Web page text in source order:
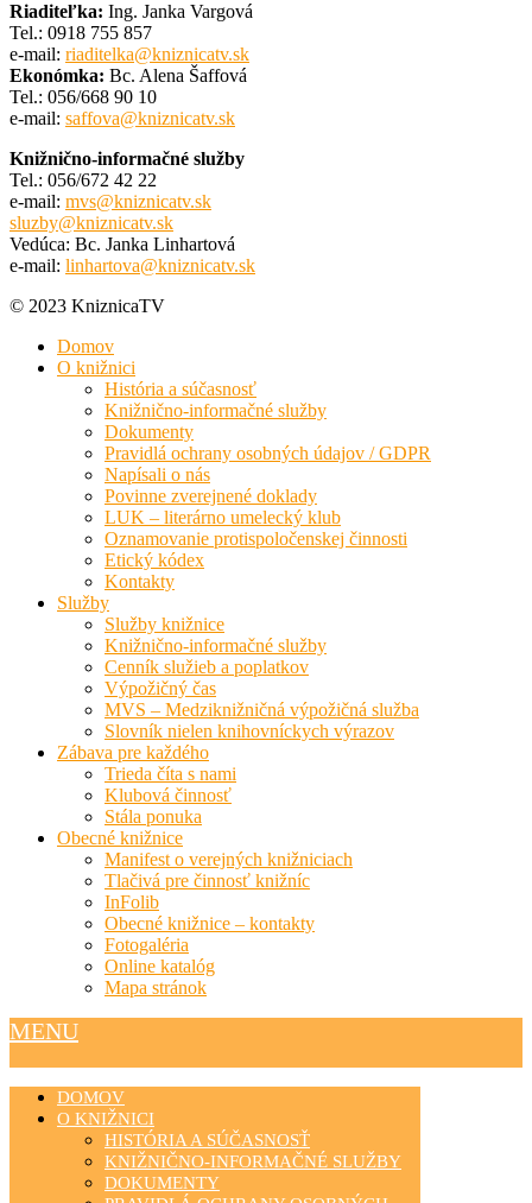
Riaditeľka: Ing. Janka Vargová
Tel.: 0918 755 857
e-mail: riaditelka@kniznicatv.sk
Ekonómka: Bc. Alena Šaffová
Tel.: 056/668 90 10
e-mail: saffova@kniznicatv.sk
Knižnično-informačné služby
Tel.: 056/672 42 22
e-mail: mvs@kniznicatv.sk
sluzby@kniznicatv.sk
Vedúca: Bc. Janka Linhartová
e-mail: linhartova@kniznicatv.sk
© 2023 KniznicaTV
Domov
O knižnici
História a súčasnosť
Knižnično-informačné služby
Dokumenty
Pravidlá ochrany osobných údajov / GDPR
Napísali o nás
Povinne zverejnené doklady
LUK – literárno umelecký klub
Oznamovanie protispoločenskej činnosti
Etický kódex
Kontakty
Služby
Služby knižnice
Knižnično-informačné služby
Cenník služieb a poplatkov
Výpožičný čas
MVS – Medziknižničná výpožičná služba
Slovník nielen knihovníckych výrazov
Zábava pre každého
Trieda číta s nami
Klubová činnosť
Stála ponuka
Obecné knižnice
Manifest o verejných knižniciach
Tlačivá pre činnosť knižníc
InFolib
Obecné knižnice – kontakty
Fotogaléria
Online katalóg
Mapa stránok
MENU
DOMOV
O KNIŽNICI
HISTÓRIA A SÚČASNOSŤ
KNIŽNIČNO-INFORMAČNÉ SLUŽBY
DOKUMENTY